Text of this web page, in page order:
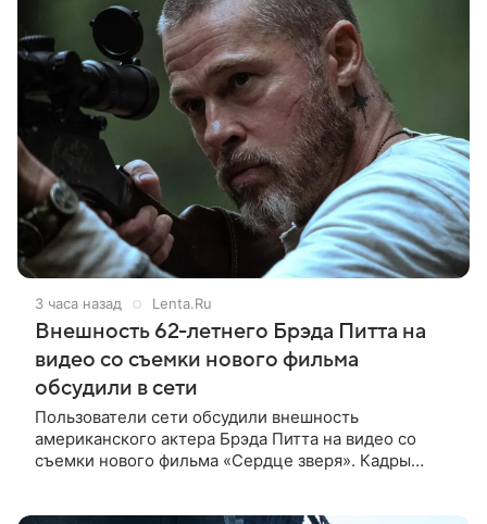
3 часа назад Lenta.Ru
Внешность 62-летнего Брэда Питта на
видео со съемки нового фильма
обсудили в сети
Пользователи сети обсудили внешность
американского актера Брэда Питта на видео со
съемки нового фильма «Сердце зверя». Кадры